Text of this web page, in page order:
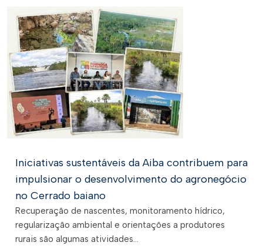
Iniciativas sustentáveis da Aiba contribuem para
impulsionar o desenvolvimento do agronegócio
no Cerrado baiano
Recuperação de nascentes, monitoramento hídrico,
regularização ambiental e orientações a produtores
rurais são algumas atividades...